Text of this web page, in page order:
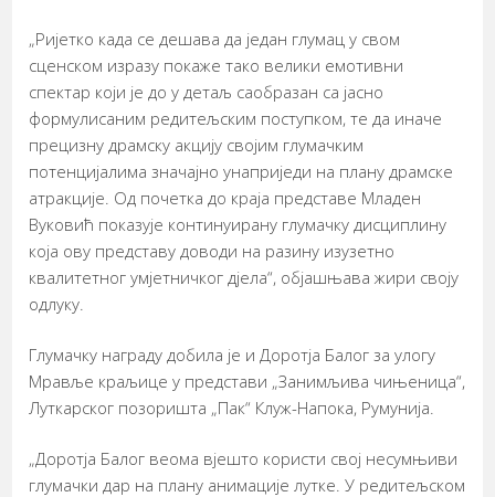
„Ријетко када се дешава да један глумац у свом
сценском изразу покаже тако велики емотивни
спектар који је до у детаљ саобразан са јасно
формулисаним редитељским поступком, те да иначе
прецизну драмску акцију својим глумачким
потенцијалима значајно унаприједи на плану драмске
атракције. Од почетка до краја представе Младен
Вуковић показује континуирану глумачку дисциплину
која ову представу доводи на разину изузетно
квалитетног умјетничког дјела“, објашњава жири своју
одлуку.
Глумачку награду добила је и Доротја Балог за улогу
Мравље краљице у представи „Занимљива чињеница“,
Луткарског позоришта „Пак“ Клуж-Напока, Румунија.
„Доротја Балог веома вјешто користи свој несумњиви
глумачки дар на плану анимације лутке. У редитељском